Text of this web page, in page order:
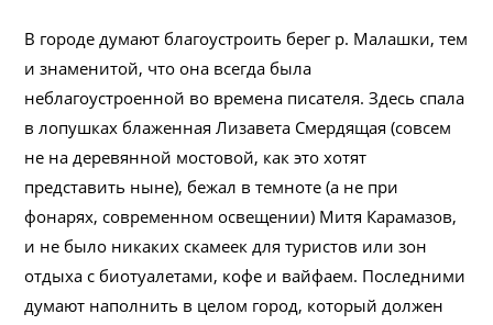
В городе думают благоустроить берег р. Малашки, тем
и знаменитой, что она всегда была
неблагоустроенной во времена писателя. Здесь спала
в лопушках блаженная Лизавета Смердящая (совсем
не на деревянной мостовой, как это хотят
представить ныне), бежал в темноте (а не при
фонарях, современном освещении) Митя Карамазов,
и не было никаких скамеек для туристов или зон
отдыха с биотуалетами, кофе и вайфаем. Последними
думают наполнить в целом город, который должен